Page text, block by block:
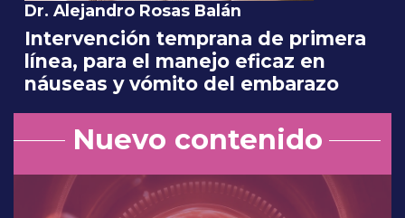
Dr. Alejandro Rosas Balán
Intervención temprana de primera
línea, para el manejo eficaz en
náuseas y vómito del embarazo
Nuevo contenido